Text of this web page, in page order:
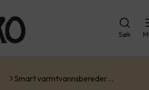
Søk
Smart varmtvannsbereder…